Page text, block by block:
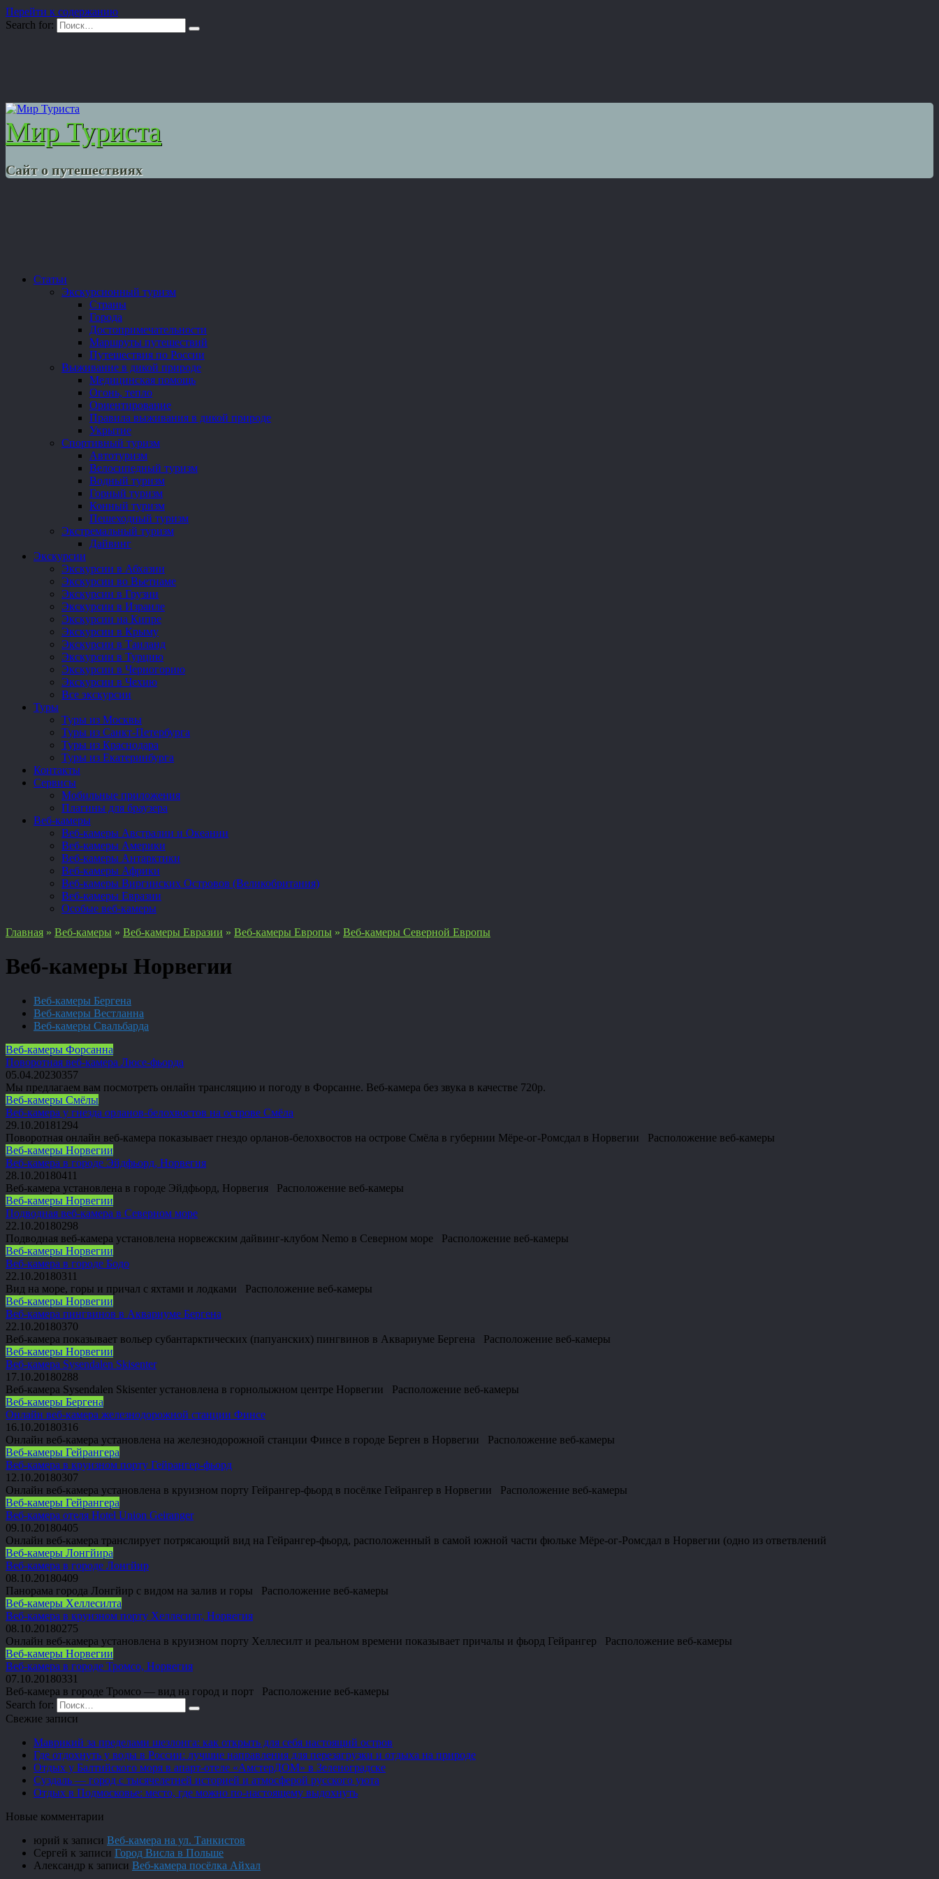
Перейти к содержанию
Search for:
Мир Туриста
Сайт о путешествиях
Статьи
Экскурсионный туризм
Страны
Города
Достопримечательности
Маршруты путешествий
Путешествия по России
Выживание в дикой природе
Медицинская помощь
Огонь, тепло
Ориентирование
Правила выживания в дикой природе
Укрытие
Спортивный туризм
Автотуризм
Велосипедный туризм
Водный туризм
Горный туризм
Конный туризм
Пешеходный туризм
Экстремальный туризм
Дайвинг
Экскурсии
Экскурсии в Абхазии
Экскурсии во Вьетнаме
Экскурсии в Грузии
Экскурсии в Израиле
Экскурсии на Кипре
Экскурсии в Крыму
Экскурсии в Таиланд
Экскурсии в Турцию
Экскурсии в Черногорию
Экскурсии в Чехию
Все экскурсии
Туры
Туры из Москвы
Туры из Санкт-Петербурга
Туры из Краснодара
Туры из Екатеринбурга
Контакты
Сервисы
Мобильные приложения
Плагины для браузера
Веб-камеры
Веб-камеры Австралии и Океании
Веб-камеры Америки
Веб-камеры Антарктики
Веб-камеры Африки
Веб-камеры Виргинских Островов (Великобритания)
Веб-камеры Евразии
Особые веб-камеры
Главная » Веб-камеры » Веб-камеры Евразии » Веб-камеры Европы » Веб-камеры Северной Европы
Веб-камеры Норвегии
Веб-камеры Бергена
Веб-камеры Вестланна
Веб-камеры Свальбарда
Веб-камеры Форсанна
Поворотная веб-камера Люсе-фьорда
05.04.20230357
Мы предлагаем вам посмотреть онлайн трансляцию и погоду в Форсанне. Веб-камера без звука в качестве 720p.
Веб-камеры Смёлы
Веб-камера у гнезда орланов-белохвостов на острове Смёла
29.10.20181 294
Поворотная онлайн веб-камера показывает гнездо орланов-белохвостов на острове Смёла в губернии Мёре-ог-Ромсдал в Норвегии Расположение веб-камеры
Веб-камеры Норвегии
Веб-камера в городе Эйдфьорд, Норвегия
28.10.20180411
Веб-камера установлена в городе Эйдфьорд, Норвегия Расположение веб-камеры
Веб-камеры Норвегии
Подводная веб-камера в Северном море
22.10.20180298
Подводная веб-камера установлена норвежским дайвинг-клубом Nemo в Северном море Расположение веб-камеры
Веб-камеры Норвегии
Веб-камера в городе Бодо
22.10.20180311
Вид на море, горы и причал с яхтами и лодками Расположение веб-камеры
Веб-камеры Норвегии
Веб-камера пингвинов в Аквариуме Бергена
22.10.20180370
Веб-камера показывает вольер субантарктических (папуанских) пингвинов в Аквариуме Бергена Расположение веб-камеры
Веб-камеры Норвегии
Веб-камера Sysendalen Skisenter
17.10.20180288
Веб-камера Sysendalen Skisenter установлена в горнолыжном центре Норвегии Расположение веб-камеры
Веб-камеры Бергена
Онлайн веб-камера железнодорожной станции Финсе
16.10.20180316
Онлайн веб-камера установлена на железнодорожной станции Финсе в городе Берген в Норвегии Расположение веб-камеры
Веб-камеры Гейрангера
Веб-камера в круизном порту Гейрангер-фьорд
12.10.20180307
Онлайн веб-камера установлена в круизном порту Гейрангер-фьорд в посёлке Гейрангер в Норвегии Расположение веб-камеры
Веб-камеры Гейрангера
Веб-камера отеля Hotel Union Geiranger
09.10.20180405
Онлайн веб-камера транслирует потрясающий вид на Гейрангер-фьорд, расположенный в самой южной части фюльке Мёре-ог-Ромсдал в Норвегии (одно из ответвлений
Веб-камеры Лонгйира
Веб-камера в городе Лонгйир
08.10.20180409
Панорама города Лонгйир с видом на залив и горы Расположение веб-камеры
Веб-камеры Хеллесилта
Веб-камера в круизном порту Хеллесилт, Норвегия
08.10.20180275
Онлайн веб-камера установлена в круизном порту Хеллесилт и реальном времени показывает причалы и фьорд Гейрангер Расположение веб-камеры
Веб-камеры Норвегии
Веб-камера в городе Тромсо, Норвегия
07.10.20180331
Веб-камера в городе Тромсо — вид на город и порт Расположение веб-камеры
Search for:
Свежие записи
Маврикий за пределами шезлонга: как открыть для себя настоящий остров
Где отдохнуть у воды в России: лучшие направления для перезагрузки и отдыха на природе
Отдых у Балтийского моря в апарт-отеле «АмстерДОМ» в Зеленоградске
Суздаль — город с тысячелетней историей и атмосферой русского уюта
Отдых в Подмосковье: место, где можно по-настоящему выдохнуть
Новые комментарии
юрий к записи Веб-камера на ул. Танкистов
Сергей к записи Город Висла в Польше
Александр к записи Веб-камера посёлка Айхал